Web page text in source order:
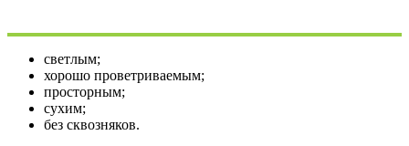
светлым;
хорошо проветриваемым;
просторным;
сухим;
без сквозняков.